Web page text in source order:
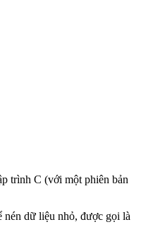
trình C (với một phiên bản
nén dữ liệu nhỏ, được gọi là